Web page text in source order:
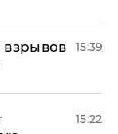
15:39
15:22